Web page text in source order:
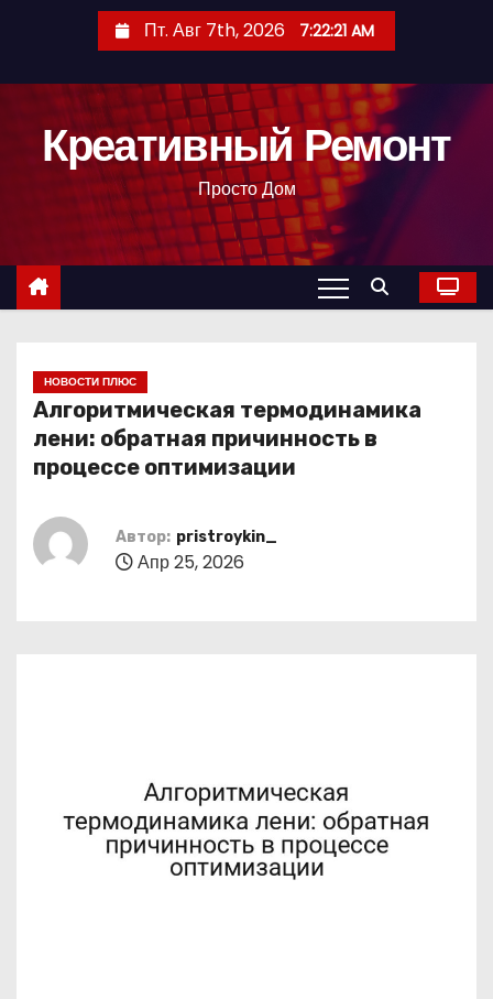
с
Пт. Авг 7th, 2026 7:22:22 AM
Креативный Ремонт
Просто Дом
НОВОСТИ ПЛЮС
Алгоритмическая термодинамика
лени: обратная причинность в
процессе оптимизации
Автор: pristroykin_
Апр 25, 2026